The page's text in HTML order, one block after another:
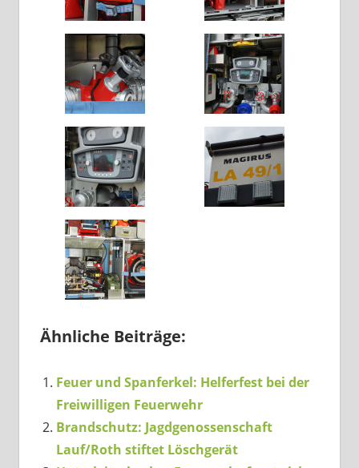
Ähnliche Beiträge:
Feuer und Spanferkel: Helferfest bei der
Freiwilligen Feuerwehr
Brandschutz: Jagdgenossenschaft
Lauf/Roth stiftet Löschgerät